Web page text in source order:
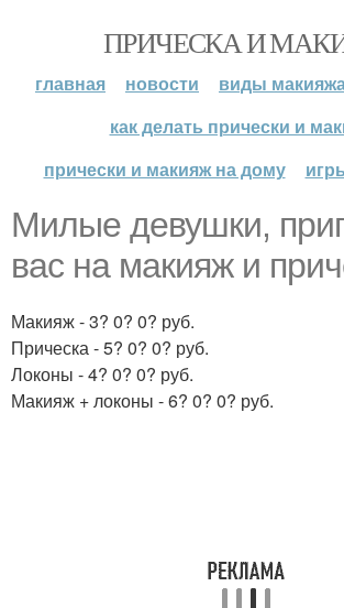
ПРИЧЕСКА И
главная новости
виды
как делать прически и
прически и макияж на дому
Милые девушки,
вас на макияж и
Макияж - 3? 0? 0? руб.
Прическа - 5? 0? 0? руб.
Локоны - 4? 0? 0? руб.
Макияж + локоны - 6? 0? 0? руб.